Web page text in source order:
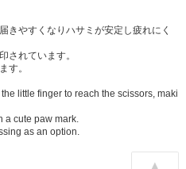
きやすくなりハサミが安定し疲れにく
されています。
す。
little finger to reach the scissors, maki
a cute paw mark.
as an option.